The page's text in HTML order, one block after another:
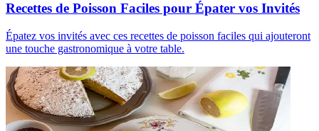
Recettes de Poisson Faciles pour Épater vos Invités
Épatez vos invités avec ces recettes de poisson faciles qui ajouteront
une touche gastronomique à votre table.